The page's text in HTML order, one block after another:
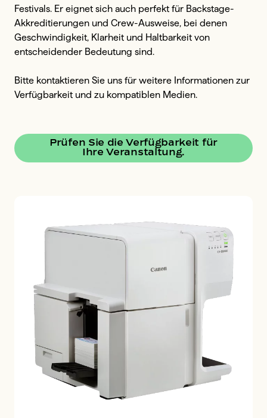
Festivals. Er eignet sich auch perfekt für Backstage-
Akkreditierungen und Crew-Ausweise, bei denen
Geschwindigkeit, Klarheit und Haltbarkeit von
entscheidender Bedeutung sind.
Bitte kontaktieren Sie uns für weitere Informationen zur
Verfügbarkeit und zu kompatiblen Medien.
Prüfen Sie die Verfügbarkeit für
Ihre Veranstaltung.